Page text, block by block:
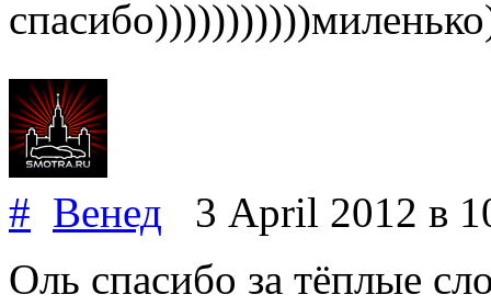
# Венед 3 April 2012 в
Оль спасибо за тёплые